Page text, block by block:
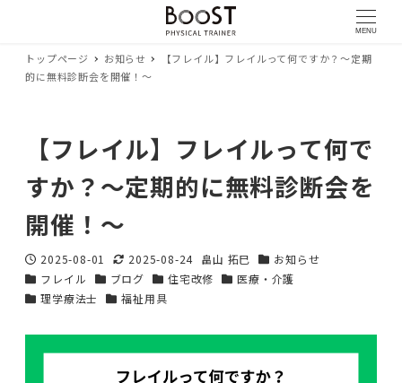
MENU
トップページ お知らせ
【フレイル】フレイルって何ですか？〜定期
的に無料診断会を開催！〜
【フレイル】フレイルって何で
すか？〜定期的に無料診断会を
開催！〜
投稿日
2025-08-01
更新日
2025-08-24
著
者
畠山 拓巳
カテゴリー
お知らせ
カテゴリー
フレイル
カテゴリー
ブログ
カテゴリー
住宅改修
カテゴリー
医療・介護
カテゴリー
理学療法士
カテゴリー
福祉用具